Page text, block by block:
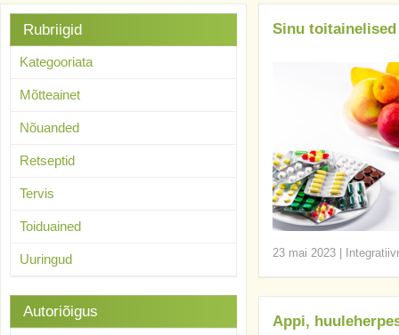
Sinu
23 mai 2023
Appi,
Rubriigid
Kategooriata
Mõtteainet
Nõuanded
Retseptid
Tervis
Toiduained
Uuringud
Autoriõigus